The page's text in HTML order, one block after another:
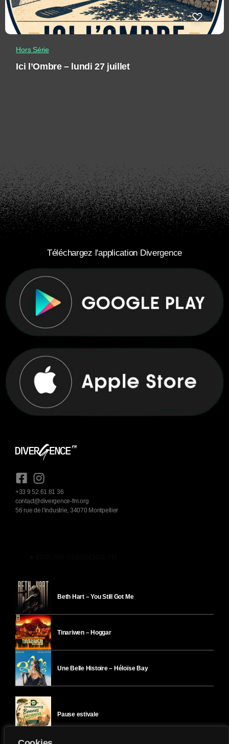
Hors Série
Ici l’Ombre – lundi 27 juillet
Téléchargez l'application Divergence
+33 9 52 61 81 36
contact@divergence-fm.org
56 rue de l'industrie, 34070 Montpellier
Beth Hart – You Still Got Me
Tinariwen – Hoggar
Une Belle Histoire – Héloïse Bay
Pause estivale